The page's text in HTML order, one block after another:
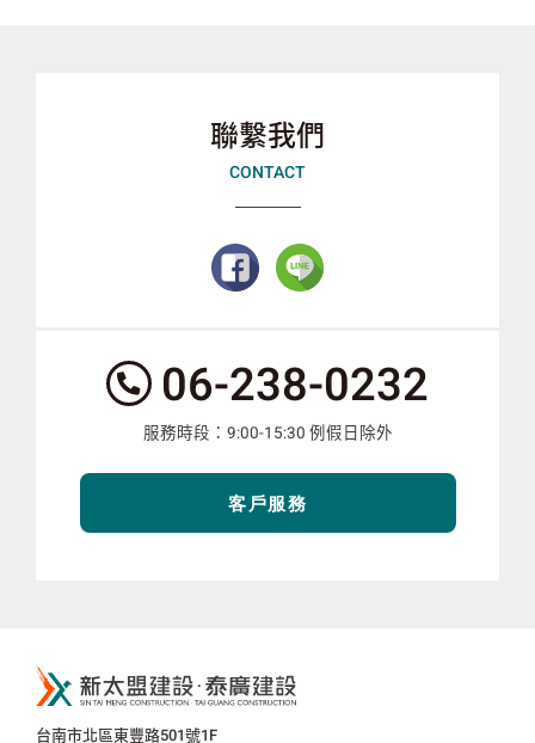
聯繫我們
CONTACT
服
務
電
話：
06-238-0232
服務時段：9:00-15:30 例假日除外
客戶服務
公
台南市北區東豐路501號1F